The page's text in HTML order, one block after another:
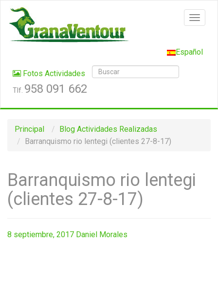
Español
Fotos Actividades
Tlf. 958 091 662
Principal Blog Actividades Realizadas
Barranquismo rio lentegi (clientes 27-8-17)
Barranquismo rio lentegi
(clientes 27-8-17)
8 septiembre, 2017 Daniel Morales